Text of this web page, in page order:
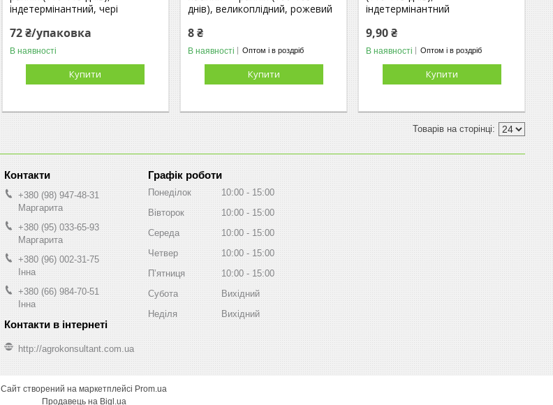
індетермінантний, чері
72 ₴/упаковка
В наявності
Купити
днів), великоплідний, рожевий
8 ₴
В наявності Оптом і в роздріб
Купити
індетермінантний
9,90 ₴
В наявності Оптом і в роздріб
Купити
+380 (98) 947-48-31
Маргарита
+380 (95) 033-65-93
Маргарита
+380 (96) 002-31-75
Інна
+380 (66) 984-70-51
Інна
http://agrokonsultant.com.ua
Графік роботи
Понеділок 10:00
15:00
Вівторок
10:00
15:00
Середа
10:00
15:00
Четвер
10:00
15:00
Пʼятниця
10:00
15:00
Субота
Вихідний
Неділя
Вихідний
Сайт створений на маркетплейсі Prom.ua
Продавець на Bigl.ua